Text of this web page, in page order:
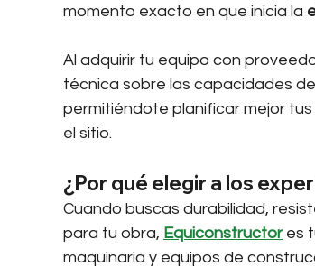
momento exacto en que inicia la
Al adquirir tu equipo con
técnica sobre las capacidades
permitiéndote planificar mejor tus
el sitio.
¿Por qué elegir a los
Cuando buscas durabilidad,
para tu obra, Equiconstructor es
maquinaria y equipos de